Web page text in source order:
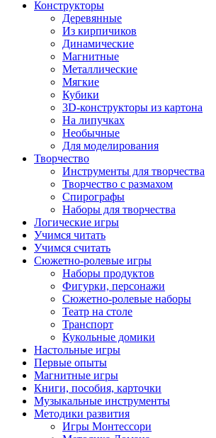
Конструкторы
Деревянные
Из кирпичиков
Динамические
Магнитные
Металлические
Мягкие
Кубики
3D-конструкторы из картона
На липучках
Необычные
Для моделирования
Творчество
Инструменты для творчества
Творчество с размахом
Спирографы
Наборы для творчества
Логические игры
Учимся читать
Учимся считать
Сюжетно-ролевые игры
Наборы продуктов
Фигурки, персонажи
Сюжетно-ролевые наборы
Театр на столе
Транспорт
Кукольные домики
Настольные игры
Первые опыты
Магнитные игры
Книги, пособия, карточки
Музыкальные инструменты
Методики развития
Игры Монтессори